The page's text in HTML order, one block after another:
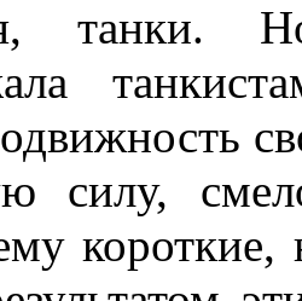
танки.
силу,
короткие,